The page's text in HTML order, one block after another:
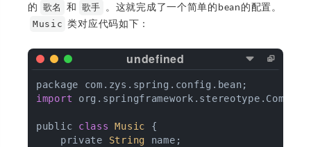
的 歌名 和 歌手 。这就完成了一个简单的bean的配置。
Music 类对应代码如下：
import
public class Music
{
    private
String name;